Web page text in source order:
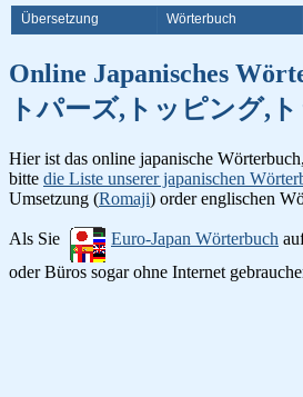
Übersetzung Wörterbuch
Online Japanisches
トパーズ,トッピング,
Hier ist das online japanische
bitte die Liste unserer japanischen
Umsetzung (Romaji) order englischen
Als Sie Euro-Japan Wörterbuch
oder Büros sogar ohne Internet